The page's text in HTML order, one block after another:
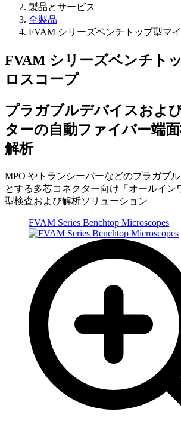
製品とサービス
全製品
FVAM シリーズベンチトップ型マ
FVAM シリーズベンチト
ロスコープ
プラガブルデバイスおよ
ターの自動ファイバー端
解析
MPO やトランシーバーなどのプラガブ
とする多芯コネクター向け「オールイン
型検査および解析ソリューション
FVAM Series Benchtop Microscopes